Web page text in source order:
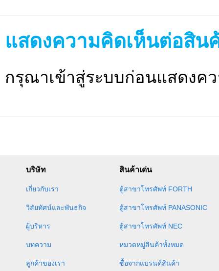
แสดงความคิดเห็นต่อสิน
กรุณาเข้าสู่ระบบก่อนแสดงค
บริษัท
เกี่ยวกับเรา
วิสัยทัศน์และพันธกิจ
ผู้บริหาร
บทความ
ลูกค้าของเรา
สินค้าเด่น
ตู้สาขาโทรศัพท์ FORTH
ตู้สาขาโทรศัพท์ PANASONIC
ตู้สาขาโทรศัพท์ NEC
หมวดหมู่สินค้าทั้งหมด
ซื้อจากแบรนด์สินค้า